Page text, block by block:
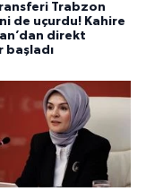
Trabzon
de uçurdu! Kahire
direkt
başladı